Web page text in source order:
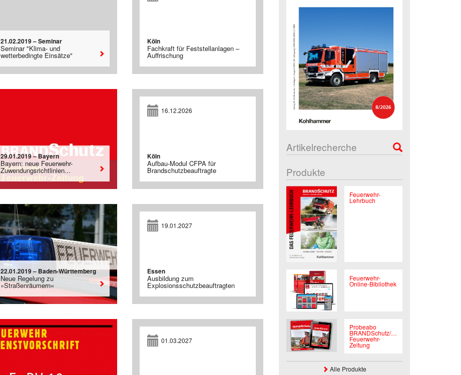
21.02.2019 – Seminar
Seminar "Klima- und
wetterbedingte Einsätze"
29.01.2019 – Bayern
Bayern: neue Feuerwehr-
Zuwendungsrichtlinien...
22.01.2019 – Baden-Württemberg
Neue Regelung zu
»Straßenräumern«
Köln
Fachkraft für Feststellanlagen –
Auffrischung
16.12.2026
Köln
Aufbau-Modul CFPA für
Brandschutzbeauftragte
19.01.2027
Essen
Ausbildung zum
Explosionsschutzbeauftragten
01.03.2027
Artikelrecherche
Produkte
Feuerwehr-
Lehrbuch
Feuerwehr-
Online-Bibliothek
Probeabo
BRANDSchutz/Deutsche
Feuerwehr-
Zeitung
Alle Produkte